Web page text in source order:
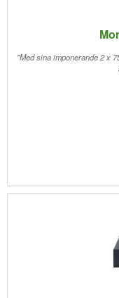
"Med sina imponerande 2 x